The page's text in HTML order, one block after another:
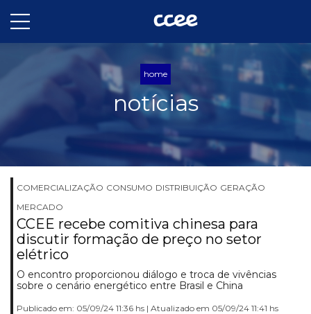
home
notícias
COMERCIALIZAÇÃO CONSUMO DISTRIBUIÇÃO GERAÇÃO
MERCADO
CCEE recebe comitiva chinesa para
discutir formação de preço no setor
elétrico
O encontro proporcionou diálogo e troca de vivências
sobre o cenário energético entre Brasil e China
Publicado em: 05/09/24 11:36 hs | Atualizado em 05/09/24 11:41 hs